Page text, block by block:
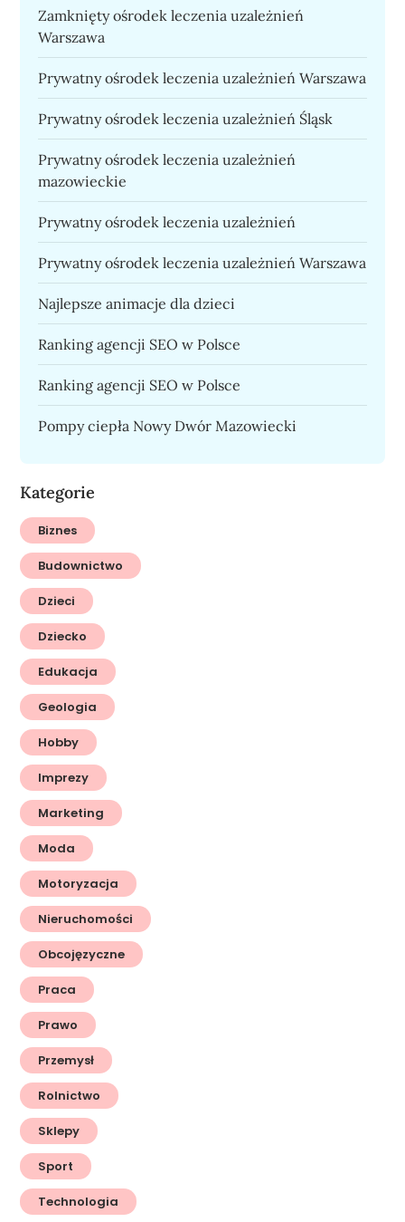
Zamknięty ośrodek leczenia uzależnień
Warszawa
Prywatny ośrodek leczenia uzależnień Warszawa
Prywatny ośrodek leczenia uzależnień Śląsk
Prywatny ośrodek leczenia uzależnień
mazowieckie
Prywatny ośrodek leczenia uzależnień
Prywatny ośrodek leczenia uzależnień Warszawa
Najlepsze animacje dla dzieci
Ranking agencji SEO w Polsce
Ranking agencji SEO w Polsce
Pompy ciepła Nowy Dwór Mazowiecki
Kategorie
Biznes
Budownictwo
Dzieci
Dziecko
Edukacja
Geologia
Hobby
Imprezy
Marketing
Moda
Motoryzacja
Nieruchomości
Obcojęzyczne
Praca
Prawo
Przemysł
Rolnictwo
Sklepy
Sport
Technologia